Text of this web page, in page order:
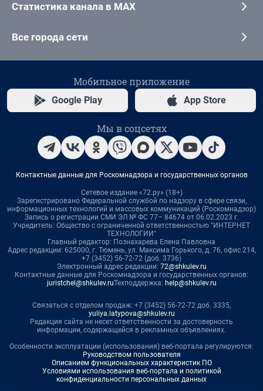
Статистика канала в MAX
Все города сети
Мобильное приложение
Google Play App Store
Мы в соцсетях
Контактные данные для Роскомнадзора и государственных органов
Сетевое издание «72.ру» (18+)
Зарегистрировано Федеральной службой по надзору в сфере связи,
информационных технологий и массовых коммуникаций (Роскомнадзор)
Запись о регистрации СМИ ЭЛ № ФС 77– 84674 от 06.02.2023 г.
Учредитель: Общество с ограниченной ответственностью "ИНТЕРНЕТ
ТЕХНОЛОГИИ"
Главный редактор: Познахарева Елена Павловна
Адрес редакции: 625000, г. Тюмень, ул. Максима Горького, д. 76, офис 214,
+7 (3452) 56-72-72 (доб. 3736)
Электронный адрес редакции: 72@shkulev.ru
Контактные данные для Роскомнадзора и государственных органов:
juristchel@shkulev.ruТехподдержка: help@shkulev.ru
Связаться с отделом продаж: +7 (3452) 56-72-72 доб. 3335,
yuliya.latypova@shkulev.ru
Редакция сайта не несет ответственности за достоверность
информации, содержащейся в рекламных объявлениях.
Особенности эксплуатации (использования) веб-портала регулируются:
Руководством пользователя
Описанием функциональных характеристик ПО
Условиями использования веб-портала и политикой
конфиденциальности персональных данных